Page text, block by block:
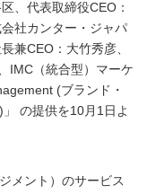
、代表取締役CEO：
社カンター・ジャパ
兼CEO：大竹秀彦、
IMC（統合型）マーケ
(ブランド・
の提供を10月1日よ
メント）のサービス